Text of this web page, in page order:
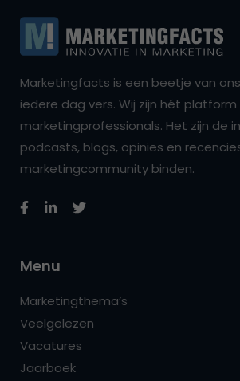
Marketingfacts is een beetje van
iedere dag vers. Wij zijn hét platform
marketingprofessionals. Het zijn de
podcasts, blogs, opinies en
marketingcommunity binden.
Menu
Marketingthema’s
Veelgelezen
Vacatures
Jaarboek